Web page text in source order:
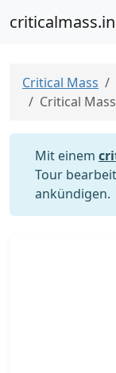
criticalmass.in
Critical Mass
Critical
Mit einem
Tour
ankündigen.